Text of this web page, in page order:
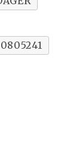
0805241